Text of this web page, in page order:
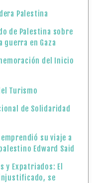
Palestina
de Palestina sobre
guerra en Gaza
del Inicio
Turismo
de Solidaridad
su viaje a
Edward Said
Expatriados: El
se